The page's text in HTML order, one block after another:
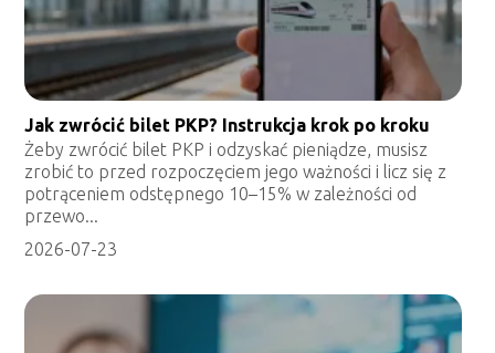
Jak zwrócić bilet PKP? Instrukcja krok po kroku
Żeby zwrócić bilet PKP i odzyskać pieniądze, musisz
zrobić to przed rozpoczęciem jego ważności i licz się z
potrąceniem odstępnego 10–15% w zależności od
przewo...
2026-07-23